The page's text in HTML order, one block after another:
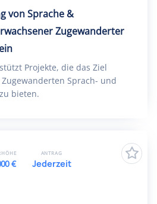
von Sprache &
Zugewanderter
Projekte, die das Ziel
Sprach- und
bieten.
€
ANTRAG
Jederzeit